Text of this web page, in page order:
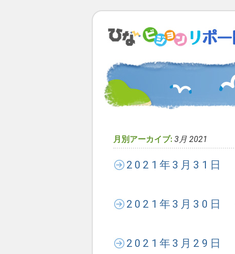
月別アーカイブ: 3月 2021
2021年3月31日
2021年3月30日
2021年3月29日